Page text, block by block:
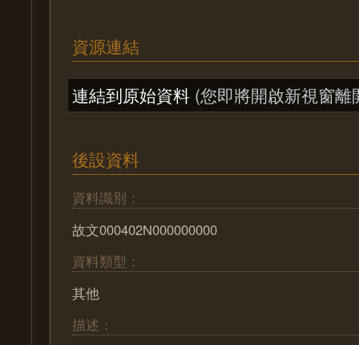
資源連結
連結到原始資料 (您即將開啟新視窗離
後設資料
資料識別：
故文000402N000000000
資料類型：
其他
描述：